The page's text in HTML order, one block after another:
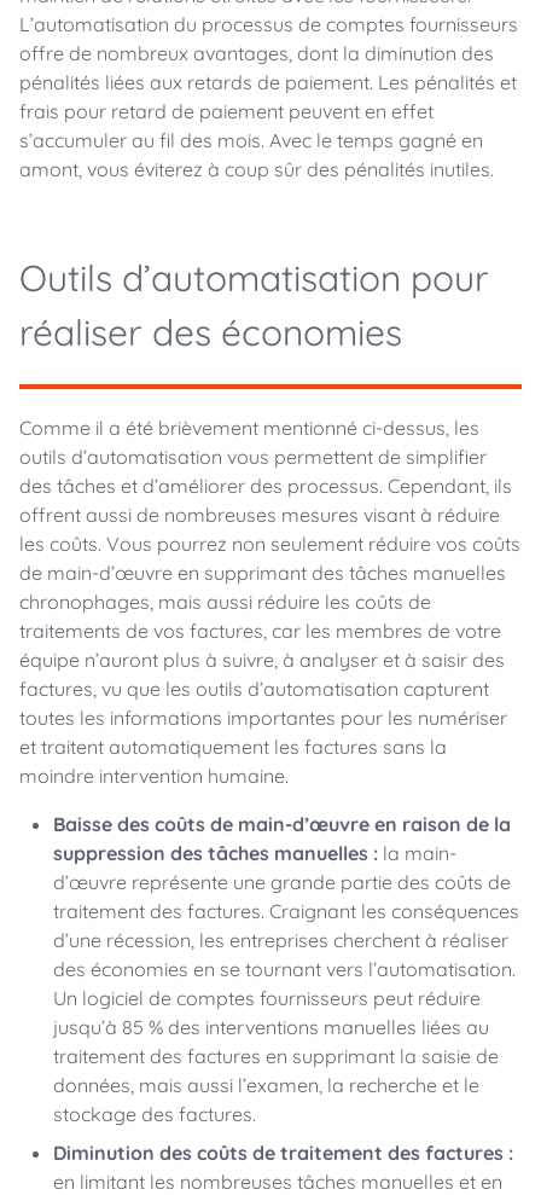
L’automatisation du processus de comptes fournisseurs
offre de nombreux avantages, dont la diminution des
pénalités liées aux retards de paiement. Les pénalités et
frais pour retard de paiement peuvent en effet
s’accumuler au fil des mois. Avec le temps gagné en
amont, vous éviterez à coup sûr des pénalités inutiles.
Outils d’automatisation pour
réaliser des économies
Comme il a été brièvement mentionné ci-dessus, les
outils d’automatisation vous permettent de simplifier
des tâches et d’améliorer des processus. Cependant, ils
offrent aussi de nombreuses mesures visant à réduire
les coûts. Vous pourrez non seulement réduire vos coûts
de main-d’œuvre en supprimant des tâches manuelles
chronophages, mais aussi réduire les coûts de
traitements de vos factures, car les membres de votre
équipe n’auront plus à suivre, à analyser et à saisir des
factures, vu que les outils d’automatisation capturent
toutes les informations importantes pour les numériser
et traitent automatiquement les factures sans la
moindre intervention humaine.
Baisse des coûts de main-d’œuvre en raison de la
suppression des tâches manuelles : la main-
d’œuvre représente une grande partie des coûts de
traitement des factures. Craignant les conséquences
d’une récession, les entreprises cherchent à réaliser
des économies en se tournant vers l’automatisation.
Un logiciel de comptes fournisseurs peut réduire
jusqu’à 85 % des interventions manuelles liées au
traitement des factures en supprimant la saisie de
données, mais aussi l’examen, la recherche et le
stockage des factures.
Diminution des coûts de traitement des factures :
en limitant les nombreuses tâches manuelles et en